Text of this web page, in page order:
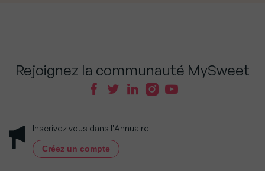
Rejoignez la communauté MySweet
Inscrivez vous dans l'Annuaire
Créez un compte